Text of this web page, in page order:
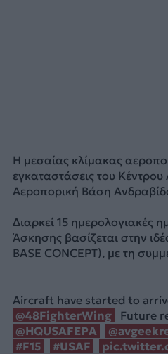
Η μεσαίας κλίμακας
εγκαταστάσεις του
Αεροπορική Βάση
Διαρκεί 15 ημερολογιακές
Άσκησης βασίζεται στην
BASE CONCEPT), με τη
Aircraft have started to
@48FighterWing
Future
@HQUSAFEPA
#F15
#USAF